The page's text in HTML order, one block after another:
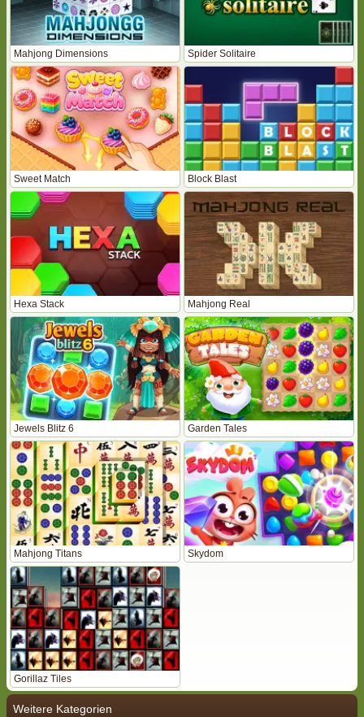
Mahjong Dimensions Spider Solitaire
Sweet Match Block Blast
Hexa Stack Mahjong Real
Jewels Blitz 6 Garden Tales
Mahjong Titans Skydom
Gorillaz Tiles
Weitere Kategorien